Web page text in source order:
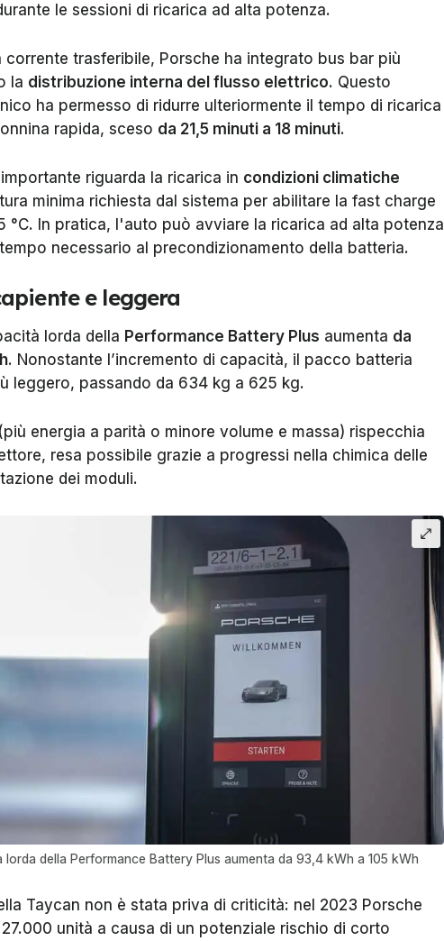
le sessioni di ricarica ad alta potenza.
corrente trasferibile, Porsche ha integrato bus bar più
la distribuzione interna del flusso elettrico. Questo
ha permesso di ridurre ulteriormente il tempo di ricarica
rapida, sceso da 21,5 minuti a 18 minuti.
riguarda la ricarica in condizioni climatiche
minima richiesta dal sistema per abilitare la fast charge
°C. In pratica, l'auto può avviare la ricarica ad alta potenza
necessario al precondizionamento della batteria.
e leggera
lorda della Performance Battery Plus aumenta da
. Nonostante l’incremento di capacità, il pacco batteria
leggero, passando da 634 kg a 625 kg.
energia a parità o minore volume e massa) rispecchia
resa possibile grazie a progressi nella chimica delle
dei moduli.
della Performance Battery Plus aumenta da 93,4 kWh a 105 kWh
Taycan non è stata priva di criticità: nel 2023 Porsche
unità a causa di un potenziale rischio di corto